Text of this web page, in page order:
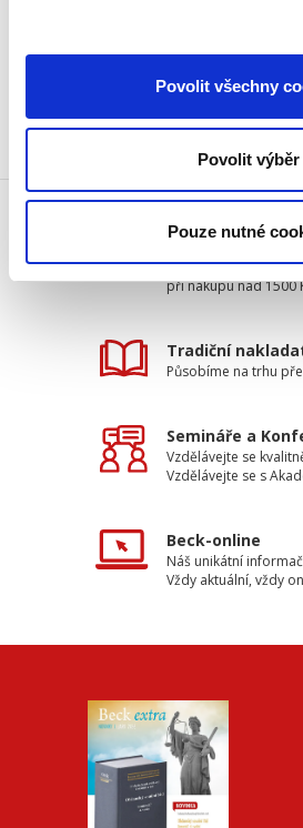
Povolit všechny
Povolit výběr
Pouze nutné
odpovědností za škodu.
jejich vliv na právní zájmy...
Získejte dopravu
při nákupu nad 1500
Tradiční
Působíme na trhu
Semináře a
Vzdělávejte se
Vzdělávejte se s
Beck-online
Náš unikátní
Vždy aktuální, vždy